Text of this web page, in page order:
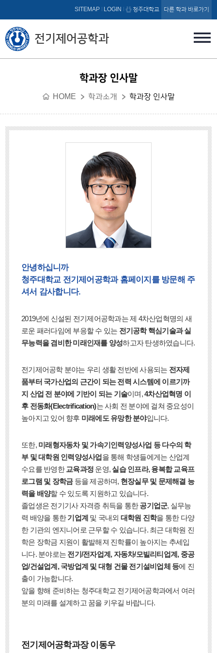
본문 바로가기
전기제어공학과
SITEMAP LOGIN 청주대학교 다른 학과 바로가기
학과장 인사말
HOME 학과소개 학과장 인사말
안녕하십니까
청주대학교 전기제어공학과 홈페이지를 방문해 주
셔서 감사합니다.
2019년에 신설된 전기제어공학과는 제 4차산업혁명의 새
로운 패러다임에 부응할 수 있는 전기공학 핵심기술과 실
무능력을 겸비한 미래인재를 양성하고자 탄생하였습니다.
전기제어공학 분야는 우리 생활 전반에 사용되는 전자제
품부터 국가산업의 근간이 되는 전력 시스템에 이르기까
지 산업 전 분야에 기반이 되는 기술이며,4차산업혁명 이
후 전동화(Electrification)는 사회 전 분야에 걸쳐 중요성이
높아지고 있어 향후 미래에도 유망한 분야입니다.
또한, 미래형자동차 및 가속기인력양성사업 등 다수의 학
부 및 대학원 인력양성사업을 통해 학생들에게는 산업계
수요를 반영한 교육과정 운영, 실습 인프라, 융복합 교육프
로그램 및 장학금등을 제공하며, 현장실무 및 문제해결 능
력을 배양할 수 있도록 지원하고 있습니다.
졸업생은 전기기사 자격증 취득을 통한공기업군, 실무능
력 배양을 통한기업계 및 국내외 대학원 진학을 통한 다양
한 기관의 엔지니어로 근무할 수 있습니다. 최근 대학원 진
학은 장학금 지원이 활발해져 진학률이 높아지는 추세입
니다. 분야로는 전기/전자업계, 자동차/모빌리티업계, 중공
업/건설업계, 국방업계 및 대형 건물 전기설비업체 등에 진
출이 가능합니다.
앞을 향해 준비하는 청주대학교 전기제어공학과에서 여러
분의 미래를 설계하고 꿈을 키우길 바랍니다.
전기제어공학과장 이동우